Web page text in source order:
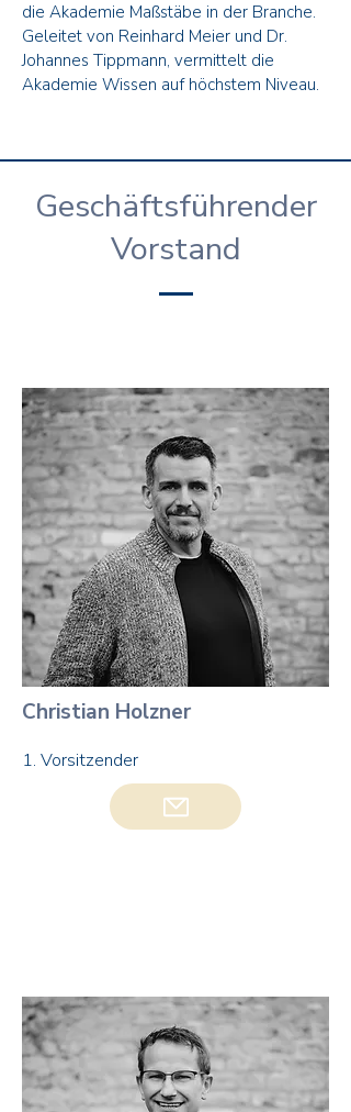
die Akademie Maßstäbe in der Branche.
Geleitet von Reinhard Meier und Dr.
Johannes Tippmann, vermittelt die
Akademie Wissen auf höchstem Niveau.
Geschäftsführender
Vorstand
Christian Holzner
1. Vorsitzender